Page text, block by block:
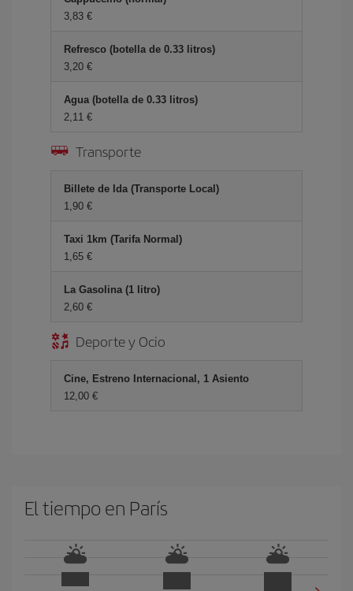
3,83 €
Refresco (botella de 0.33 litros)
3,20 €
Agua (botella de 0.33 litros)
2,11 €
Transporte
Billete de Ida (Transporte Local)
1,90 €
Taxi 1km (Tarifa Normal)
1,65 €
La Gasolina (1 litro)
2,60 €
Deporte y Ocio
Cine, Estreno Internacional, 1 Asiento
12,00 €
El tiempo en París